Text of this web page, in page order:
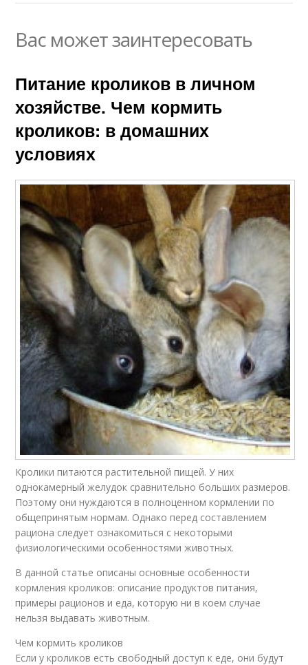
Вас может заинтересовать
Питание кроликов в личном
хозяйстве. Чем кормить
кроликов: в домашних
условиях
Кролики питаются растительной пищей. У них
однокамерный желудок сравнительно больших размеров.
Поэтому они нуждаются в полноценном кормлении по
общепринятым нормам. Однако перед составлением
рациона следует ознакомиться с некоторыми
физиологическими особенностями животных.
В данной статье описаны основные особенности
кормления кроликов: описание продуктов питания,
примеры рационов и еда, которую ни в коем случае
нельзя выдавать животным.
Чем кормить кроликов
Если у кроликов есть свободный доступ к еде, они будут